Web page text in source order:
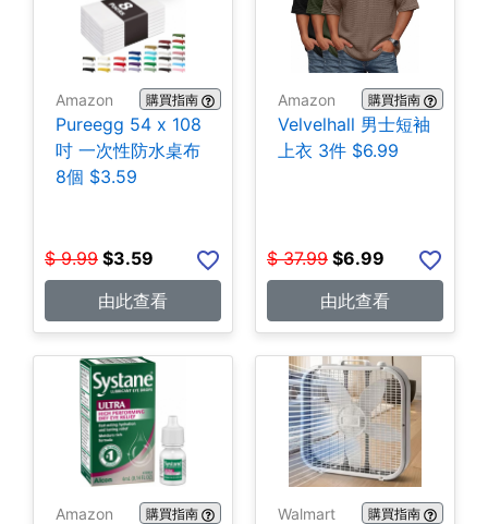
Amazon 購買指南
Pureegg 54 x 108
吋 一次性防水桌布
8個 $3.59
$ 9.99 $3.59
由此查看
Amazon 購買指南
Velvelhall 男士短袖
上衣 3件 $6.99
$ 37.99 $6.99
由此查看
Amazon 購買指南 Walmart 購買指南